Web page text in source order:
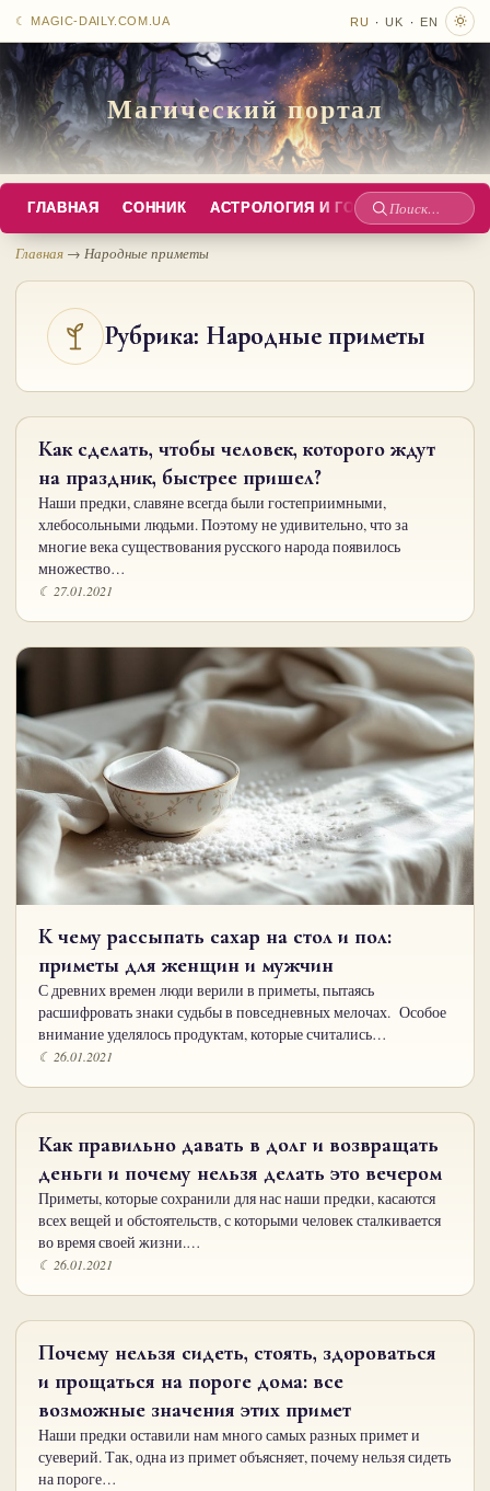
☾ MAGIC-DAILY.COM.UA RU · UK · EN
Магический портал
ГЛАВНАЯ СОННИК АСТРОЛОГИЯ И ГОРОСКОПЫ
Поиск
сайту
Главная → Народные приметы
Рубрика: Народные приметы
Как сделать, чтобы человек, которого ждут
на праздник, быстрее пришел?
Наши предки, славяне всегда были гостеприимными,
хлебосольными людьми. Поэтому не удивительно, что за
многие века существования русского народа появилось
множество…
☾ 27.01.2021
К чему рассыпать сахар на стол и пол:
приметы для женщин и мужчин
С древних времен люди верили в приметы, пытаясь
расшифровать знаки судьбы в повседневных мелочах. Особое
внимание уделялось продуктам, которые считались…
☾ 26.01.2021
Как правильно давать в долг и возвращать
деньги и почему нельзя делать это вечером
Приметы, которые сохранили для нас наши предки, касаются
всех вещей и обстоятельств, с которыми человек сталкивается
во время своей жизни.…
☾ 26.01.2021
Почему нельзя сидеть, стоять, здороваться
и прощаться на пороге дома: все
возможные значения этих примет
Наши предки оставили нам много самых разных примет и
суеверий. Так, одна из примет объясняет, почему нельзя сидеть
на пороге…